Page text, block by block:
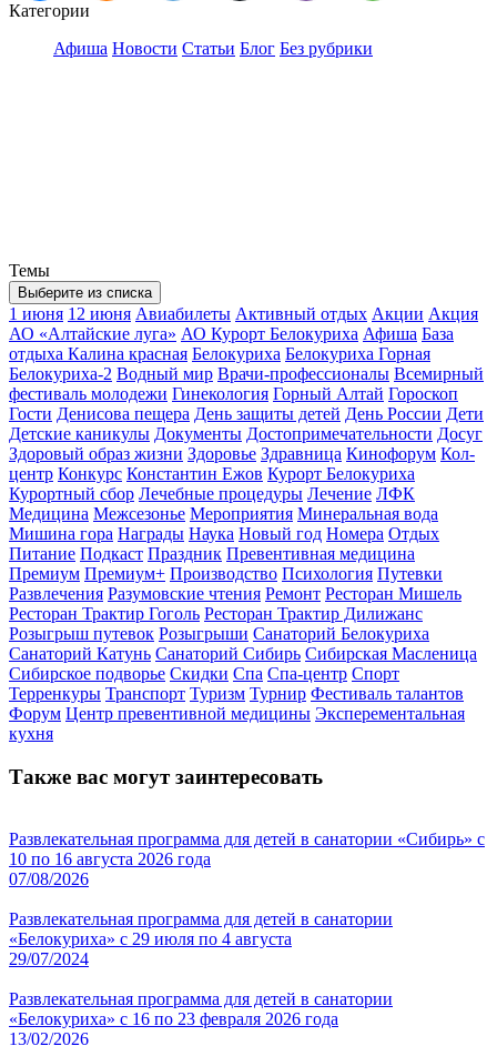
Категории
Афиша Новости Статьи Блог Без рубрики
Темы
Выберите из списка
1 июня 12 июня Авиабилеты Активный отдых Акции Акция
АО «Алтайские луга» АО Курорт Белокуриха Афиша База
отдыха Калина красная Белокуриха Белокуриха Горная
Белокуриха-2 Водный мир Врачи-профессионалы Всемирный
фестиваль молодежи Гинекология Горный Алтай Гороскоп
Гости Денисова пещера День защиты детей День России Дети
Детские каникулы Документы Достопримечательности Досуг
Здоровый образ жизни Здоровье Здравница Кинофорум Кол-
центр Конкурс Константин Ежов Курорт Белокуриха
Курортный сбор Лечебные процедуры Лечение ЛФК
Медицина Межсезонье Мероприятия Минеральная вода
Мишина гора Награды Наука Новый год Номера Отдых
Питание Подкаст Праздник Превентивная медицина
Премиум Премиум+ Производство Психология Путевки
Развлечения Разумовские чтения Ремонт Ресторан Мишель
Ресторан Трактир Гоголь Ресторан Трактир Дилижанс
Розыгрыш путевок Розыгрыши Санаторий Белокуриха
Санаторий Катунь Санаторий Сибирь Сибирская Масленица
Сибирское подворье Скидки Спа Спа-центр Спорт
Терренкуры Транспорт Туризм Турнир Фестиваль талантов
Форум Центр превентивной медицины Эксперементальная
кухня
Также вас могут заинтересовать
Развлекательная программа для детей в санатории «Сибирь» с
10 по 16 августа 2026 года
07/08/2026
Развлекательная программа для детей в санатории
«Белокуриха» с 29 июля по 4 августа
29/07/2024
Развлекательная программа для детей в санатории
«Белокуриха» с 16 по 23 февраля 2026 года
13/02/2026